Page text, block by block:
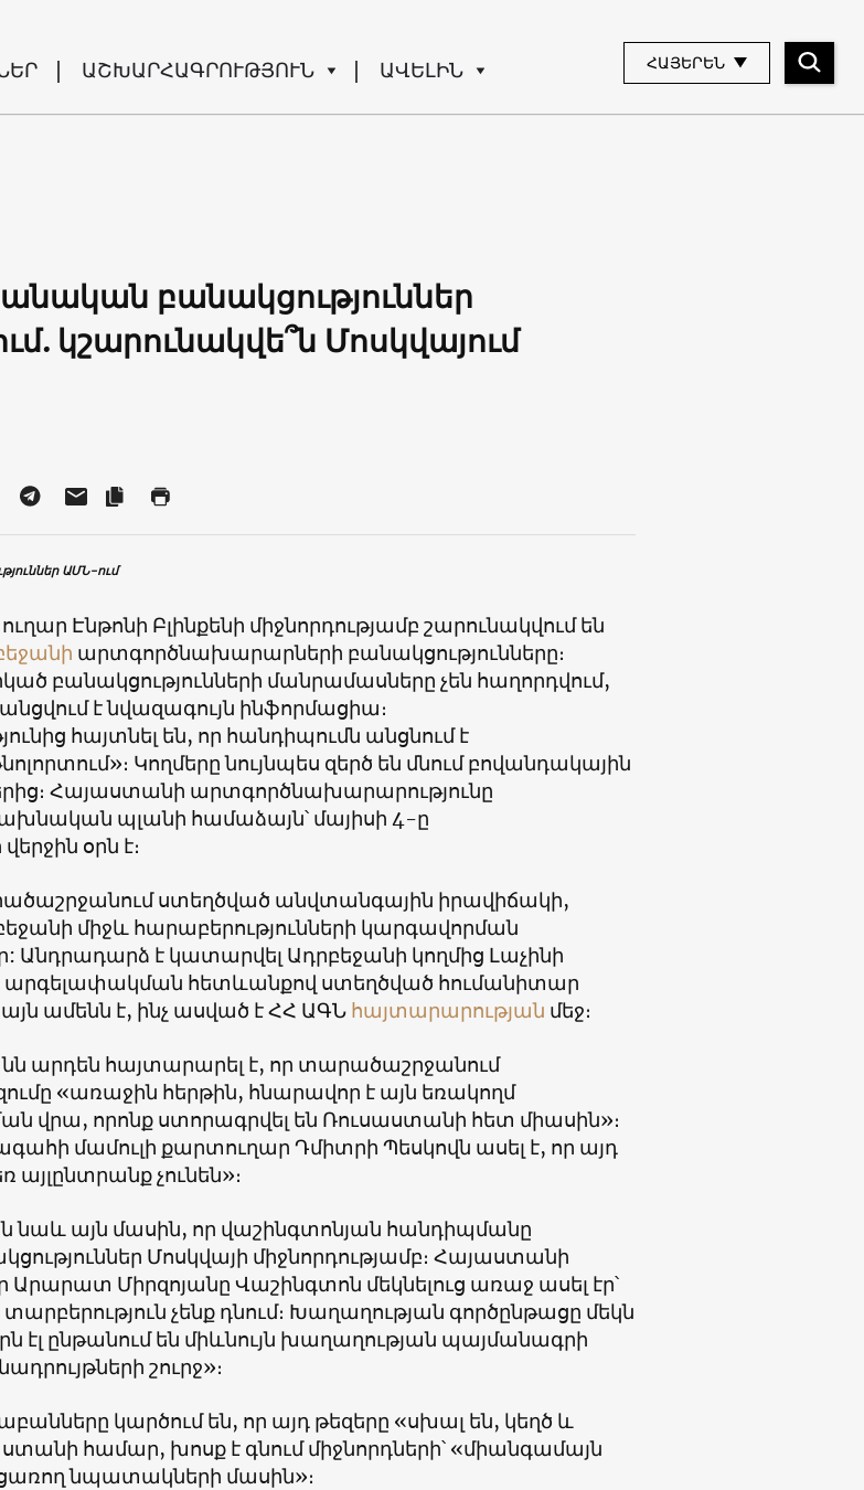
ԱՇԽԱՐՀԱԳՐՈՒԹՅՈՒՆ ԱՎԵԼԻՆ ՀԱՅԵՐԵՆ
բանակցություններ
կշարունակվե՞ն Մոսկվայում
ԱՄՆ-ում
Էնթոնի Բլինքենի միջնորդությամբ շարունակվում են
արտգործնախարարների բանակցությունները։
բանակցությունների մանրամասները չեն հաղորդվում,
է նվազագույն ինֆորմացիա։
հայտնել են, որ հանդիպումն անցնում է
Կողմերը նույնպես զերծ են մնում բովանդակային
Հայաստանի արտգործնախարարությունը
պլանի համաձայն՝ մայիսի 4-ը
օրն է։
ստեղծված անվտանգային իրավիճակի,
միջև հարաբերությունների կարգավորման
Անդրադարձ է կատարվել Ադրբեջանի կողմից Լաչինի
արգելափակման հետևանքով ստեղծված հումանիտար
ամենն է, ինչ ասված է ՀՀ ԱԳՆ հայտարարության մեջ։
արդեն հայտարարել է, որ տարածաշրջանում
«առաջին հերթին, հնարավոր է այն եռակողմ
վրա, որոնք ստորագրվել են Ռուսաստանի հետ միասին»։
մամուլի քարտուղար Դմիտրի Պեսկովն ասել է, որ այդ
չունեն»։
նաև այն մասին, որ վաշինգտոնյան հանդիպմանը
Մոսկվայի միջնորդությամբ։ Հայաստանի
Միրզոյանը Վաշինգտոն մեկնելուց առաջ ասել էր՝
չենք դնում։ Խաղաղության գործընթացը մեկն
էլ ընթանում են միևնույն խաղաղության պայմանագրի
շուրջ»։
կարծում են, որ այդ թեզերը «սխալ են, կեղծ և
համար, խոսք է գնում միջնորդների՝ «միանգամայն
նպատակների մասին»։